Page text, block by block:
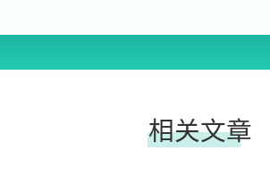
相关文章